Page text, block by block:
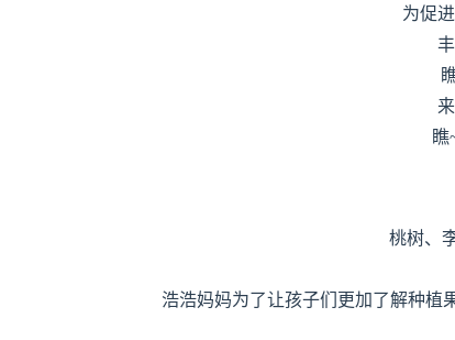
为促
瞧
桃树、
浩浩妈妈为了让孩子们更加了解种植